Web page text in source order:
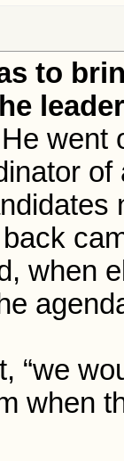
to
He went
of
when
“we
when